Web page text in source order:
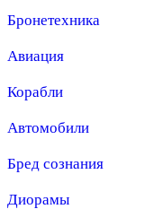
Бронетехника
Авиация
Корабли
Автомобили
Бред сознания
Диорамы